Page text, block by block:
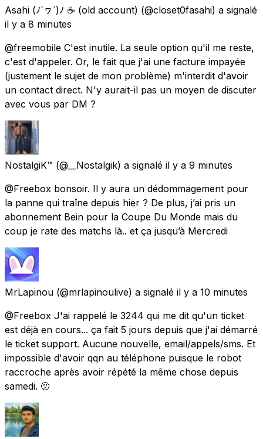
Asahi (ﾉ´ヮ`)ﾉ ☕ (old account) (@closet0fasahi) a signalé
il y a 8 minutes
@freemobile C'est inutile. La seule option qu'il me reste,
c'est d'appeler. Or, le fait que j'ai une facture impayée
(justement le sujet de mon problème) m'interdit d'avoir
un contact direct. N'y aurait-il pas un moyen de discuter
avec vous par DM ?
NostalgiK™ (@__Nostalgik) a signalé il y a 9 minutes
@Freebox bonsoir. Il y aura un dédommagement pour
la panne qui traîne depuis hier ? De plus, j’ai pris un
abonnement Bein pour la Coupe Du Monde mais du
coup je rate des matchs là.. et ça jusqu’à Mercredi
MrLapinou (@mrlapinoulive) a signalé il y a 10 minutes
@Freebox J'ai rappelé le 3244 qui me dit qu'un ticket
est déjà en cours... ça fait 5 jours depuis que j'ai démarré
le ticket support. Aucune nouvelle, email/appels/sms. Et
impossible d'avoir qqn au téléphone puisque le robot
raccroche après avoir répété la même chose depuis
samedi. 🫤